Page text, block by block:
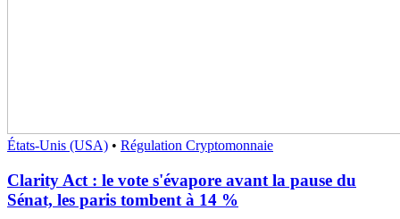
États-Unis (USA) • Régulation Cryptomonnaie
Clarity Act : le vote s'évapore avant la pause du
Sénat, les paris tombent à 14 %